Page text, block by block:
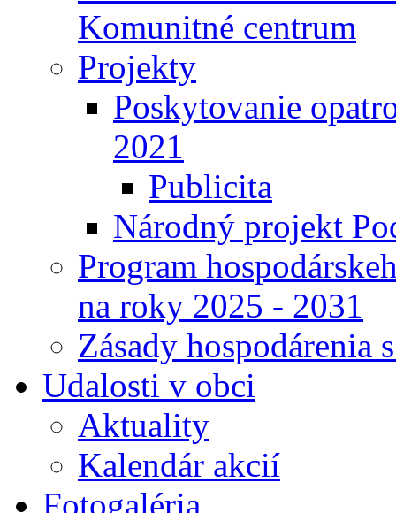
Komunitné centrum
Projekty
Poskytovanie
2021
Publicita
Národný projekt
Program
na roky 2025 - 2031
Zásady hospodárenia
Udalosti v obci
Aktuality
Kalendár akcií
Fotogaléria